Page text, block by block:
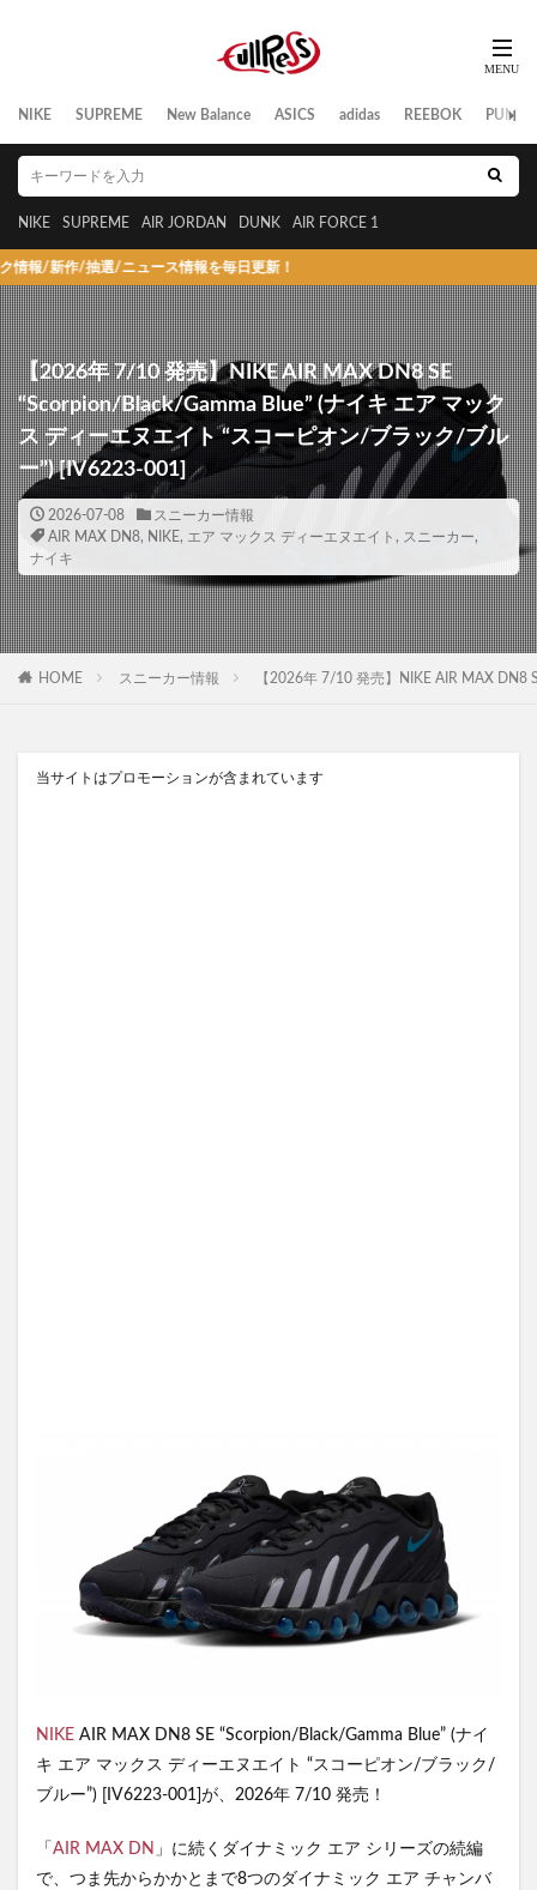
NIKE SUPREME New Balance ASICS adidas REEBOK PUMA
NIKE SUPREME AIR JORDAN DUNK AIR FORCE 1
ュース情報を毎日更新！
【2026年 7/10 発売】NIKE AIR MAX DN8 SE
“Scorpion/Black/Gamma Blue” (ナイキ エア マック
ス ディーエヌエイト “スコーピオン/ブラック/ブル
ー”) [IV6223-001]
2026-07-08
スニーカー情報
AIR MAX DN8, NIKE, エア マックス ディーエヌエイト , スニーカー,
ナイキ
HOME スニーカー情報 【2026年 7/10 発売】NIKE AIR MAX DN8
当サイトはプロモーションが含まれています
NIKE AIR MAX DN8 SE “Scorpion/Black/Gamma Blue” (ナイ
キ エア マックス ディーエヌエイト “スコーピオン/ブラック/
ブルー”) [IV6223-001]が、2026年 7/10 発売！
「 AIR MAX DN 」に続くダイナミック エア シリーズの続編
で、つま先からかかとまで8つのダイナミック エア チャンバ